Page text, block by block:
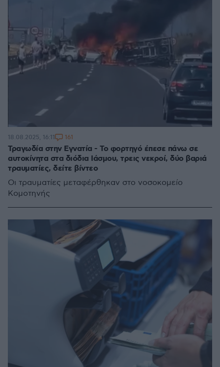
Τραγωδία στην Εγνατία - Το φορτηγό έπεσε πάνω σε
αυτοκίνητα στα διόδια Ιάσμου, τρεις νεκροί, δύο βαριά
τραυματίες, δείτε βίντεο
Οι τραυματίες μεταφέρθηκαν στο νοσοκομείο
Κομοτηνής
18.08.2025, 16:11 161